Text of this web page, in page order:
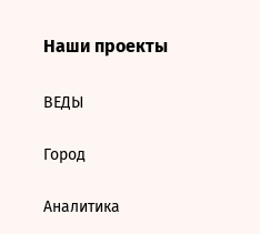
Наши проекты
ВЕДЫ
Город
Аналитика